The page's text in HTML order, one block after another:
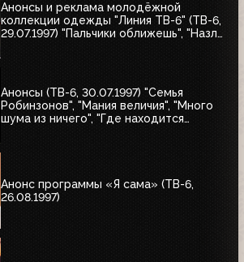
Анонсы и реклама молодёжной
коллекции одежды "Линия ТВ-6" (ТВ-6,
29.07.1997) "Пальчики оближешь", "Назло
Анонсы (ТВ-6, 30.07.1997) "Семья
Робинзонов", "Мания величия", "Много
шума из ничего", "Где находится
Анонс программы «Я сама» (ТВ-6,
26.08.1997)